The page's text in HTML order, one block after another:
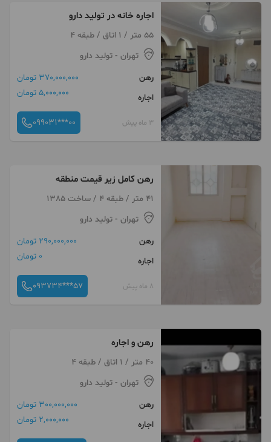
اجاره خانه در تولید دارو
55 متر / 1 اتاق / طبقه 4
تهران - تولید دارو
رهن
370,000,000 تومان
اجاره
5,000,000 تومان
3 ماه پیش 099031***00
رهن کامل زیر قیمت منطقه
41 متر / طبقه 4 / ساخت 1385
تهران - تولید دارو
رهن
290,000,000 تومان
اجاره
0 تومان
8 ماه پیش 093734***57
رهن و اجاره
40 متر / 1 اتاق / طبقه 4
تهران - تولید دارو
رهن
300,000,000 تومان
اجاره
2,000,000 تومان